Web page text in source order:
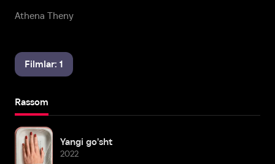
Athena Theny
Filmlar: 1
Rassom
Yangi go'sht
2022